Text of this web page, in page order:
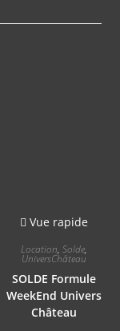
Vue rapide
Location, Solde,
UniversChâteau
SOLDE Formule
WeekEnd Univers
Château